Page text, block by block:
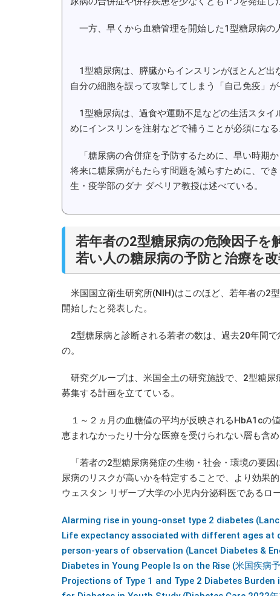
一方、早くから血糖管理を開始した1型糖尿病の
1型糖尿病は、膵臓からインスリンがほとんど出
自分の細胞を誤って攻撃してしまう「自己免疫」
1型糖尿病は、過食や運動不足などの生活スタイ
めにインスリンを注射などで補うことが必須にな
「糖尿病の合併症を予防するために、早い時期
将来に糖尿病がもたらす問題を減らすために、で
生・疫学部のダナ ダベリア教授は述べている。
若年者の2型糖尿病の危険因子を
若い人の糖尿病の予防と治療を
米国国立衛生研究所(NIH)はこのほど、若年者の2
開始したと発表した。
2型糖尿病と診断される若者の数は、過去20年間
の。
研究グループは、米国全土の研究施設で、2型糖
募集する計画を立てている。
１～２ヵ月の血糖値の平均が反映されるHbA1cの
恵まれなかったり十分な医療を受けられない層も含
「若者の2型糖尿病発症の生物・社会・環境の要
尿病のリスクが高いかを特定することで、より効果
ウェスタン リザーブ大学の小児内分泌科医であるロ
Alarming rise in young-onset type 2 diabetes
Life expectancy associated with different ages
person-years of observation (Lancet Diabetes &
Diabetes in Young People Is on the Rise (米国疾病
Projections of Type 1 and Type 2 Diabetes Burden